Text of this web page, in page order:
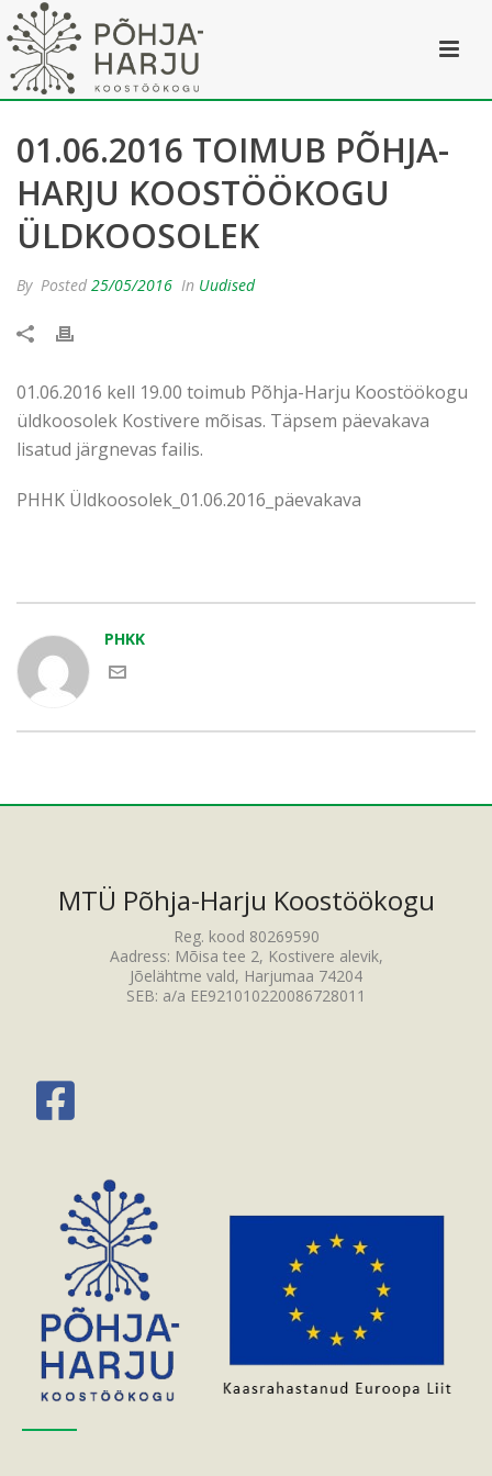
01.06.2016 TOIMUB PÕHJA-
HARJU KOOSTÖÖKOGU
ÜLDKOOSOLEK
By Posted 25/05/2016 In Uudised
01.06.2016 kell 19.00 toimub Põhja-Harju Koostöökogu
üldkoosolek Kostivere mõisas. Täpsem päevakava
lisatud järgnevas failis.
PHHK Üldkoosolek_01.06.2016_päevakava
PHKK
MTÜ Põhja-Harju Koostöökogu
Reg. kood 80269590
Aadress: Mõisa tee 2, Kostivere alevik,
Jõelähtme vald, Harjumaa 74204
SEB: a/a EE921010220086728011